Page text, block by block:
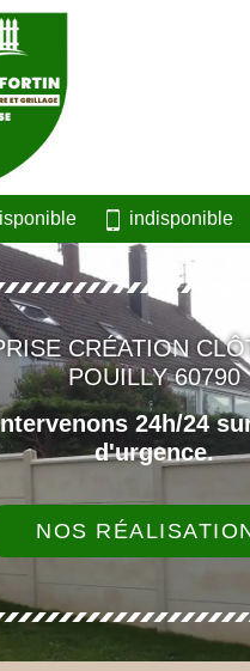
indisponible
CRÉATION
POUILLY 60790
24h/24
d'urgence.
NOS